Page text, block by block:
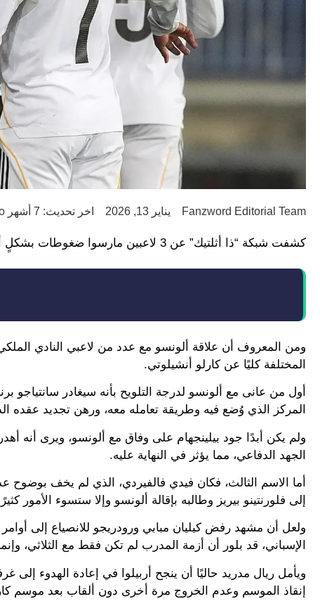
Fanzword Editorial Team يناير 13, 2026 اخر تحديث: 7 أشهر ago
كشفت شبكة “ذا أثلتيك” عن 3 لاعبين مارسوا ضغوطات بشكلٍ أو بآخر على إدارة ريال مدريد لتُقيل تشابي ألونسو من تدريب الفريق.
ومن المعروف أن علاقة ألونسو مع عدد من لاعبي النادي
المختلفة كليًا عن كارلو أنشيلوتي.
أول من عانى مع ألونسو لدرجة التلويح بأنه سيغادر سانتياجو
المركز الذي وُضع فيه وطريقة تعامله معه، ورهن تجديد عقده الذي ينتهي في صيف 2027، بمغادرة
ولم يكن أبدًا جود بيلينجهام على وفاق مع ألونسو، ويرى
الجهد الدفاعي، مما يؤثر في النهاية عليه.
أما الاسم الثالث، فكان فيدي فالفيردي، الذي لم يخف
إلى فلورنتينو بيريز وطالبه بإقالة ألونسو وإلا ستسوء الأمور
ولعل أن مشهد رفض كيليان مبابي ورودريجو للانصياع إلى
الإسباني، قد بلور أن أزمة المدرب لم تكن فقط مع الثلاثي،
ويأمل ريال مدريد حاليًا أن ينجح أربيلوا في إعادة الهدوء
إنقاذ الموسم وعدم الخروج مرة أخرى دون ألقاب بعد موسم